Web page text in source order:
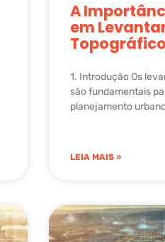
A
em
1. Introdução Os
são fundamentais
planejamento
LEIA MAIS »